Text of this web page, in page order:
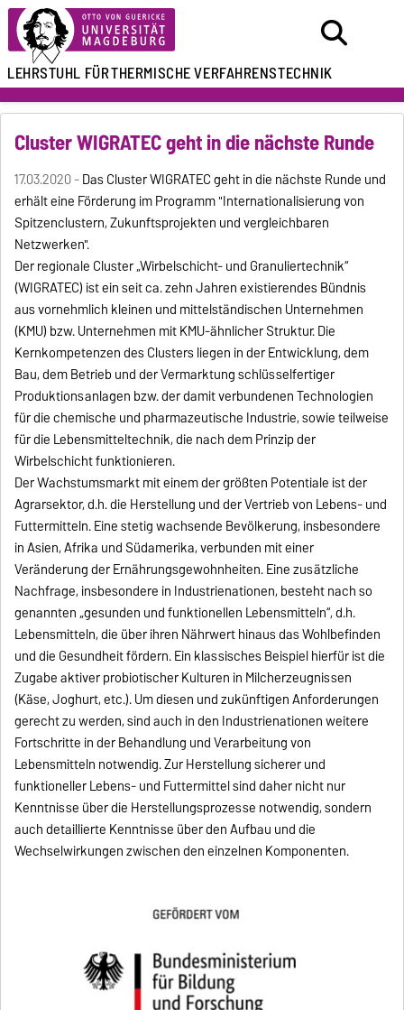
LEHRSTUHL FÜRTHERMISCHE VERFAHRENSTECHNIK
Cluster WIGRATEC geht in die nächste Runde
17.03.2020 -Das Cluster WIGRATEC geht in die nächste Runde und
erhält eine Förderung im Programm "Internationalisierung von
Spitzenclustern, Zukunftsprojekten und vergleichbaren
Netzwerken".
Der regionale Cluster „Wirbelschicht- und Granuliertechnik“
(WIGRATEC) ist ein seit ca. zehn Jahren existierendes Bündnis
aus vornehmlich kleinen und mittelständischen Unternehmen
(KMU) bzw. Unternehmen mit KMU-ähnlicher Struktur. Die
Kernkompetenzen des Clusters liegen in der Entwicklung, dem
Bau, dem Betrieb und der Vermarktung schlüsselfertiger
Produktionsanlagen bzw. der damit verbundenen Technologien
für die chemische und pharmazeutische Industrie, sowie teilweise
für die Lebensmitteltechnik, die nach dem Prinzip der
Wirbelschicht funktionieren.
Der Wachstumsmarkt mit einem der größten Potentiale ist der
Agrarsektor, d.h. die Herstellung und der Vertrieb von Lebens- und
Futtermitteln. Eine stetig wachsende Bevölkerung, insbesondere
in Asien, Afrika und Südamerika, verbunden mit einer
Veränderung der Ernährungsgewohnheiten. Eine zusätzliche
Nachfrage, insbesondere in Industrienationen, besteht nach so
genannten „gesunden und funktionellen Lebensmitteln“, d.h.
Lebensmitteln, die über ihren Nährwert hinaus das Wohlbefinden
und die Gesundheit fördern. Ein klassisches Beispiel hierfür ist die
Zugabe aktiver probiotischer Kulturen in Milcherzeugnissen
(Käse, Joghurt, etc.). Um diesen und zukünftigen Anforderungen
gerecht zu werden, sind auch in den Industrienationen weitere
Fortschritte in der Behandlung und Verarbeitung von
Lebensmitteln notwendig. Zur Herstellung sicherer und
funktioneller Lebens- und Futtermittel sind daher nicht nur
Kenntnisse über die Herstellungsprozesse notwendig, sondern
auch detaillierte Kenntnisse über den Aufbau und die
Wechselwirkungen zwischen den einzelnen Komponenten.